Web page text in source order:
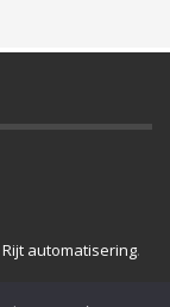
automatisering.